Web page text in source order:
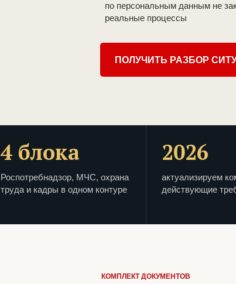
по персональным данным не
реальные процессы
ПОЛУЧИТЬ РАЗБОР
4 блока
Роспотребнадзор, МЧС, охрана
труда и кадры в одном контуре
2026
актуализируем
действующие
КОМПЛЕКТ ДОКУМЕНТОВ